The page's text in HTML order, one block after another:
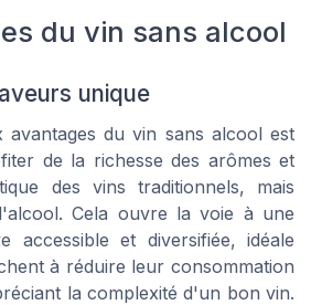
du vin sans alcool
unique
avantages du vin sans alcool est
de la richesse des arômes et
des vins traditionnels, mais
Cela ouvre la voie à une
accessible et diversifiée, idéale
à réduire leur consommation
la complexité d'un bon vin.